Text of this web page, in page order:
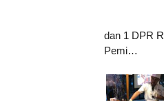
dan 1 DPR
Pemi…